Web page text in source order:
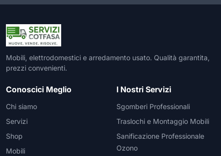
Mobili, elettrodomestici e arredamento usato. Qualità garantita,
prezzi convenienti.
Conoscici Meglio
Chi siamo
Servizi
Shop
Mobili
I Nostri Servizi
Sgomberi Professionali
Traslochi e Montaggio Mobili
Sanificazione Professionale
Ozono